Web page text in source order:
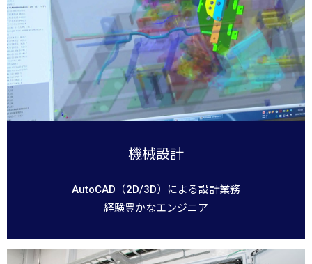
機械設計
AutoCAD（2D/3D）による設計業務
経験豊かなエンジニア